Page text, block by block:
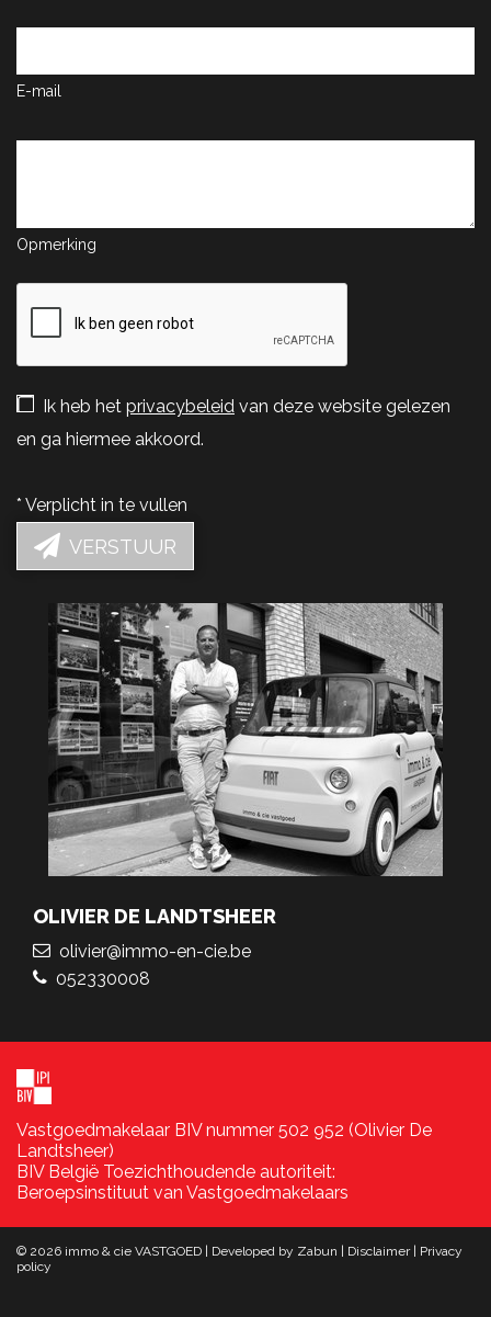
E-mail
Opmerking
Ik heb het privacybeleid van deze website gelezen
en ga hiermee akkoord.
* Verplicht in te vullen
VERSTUUR
OLIVIER DE LANDTSHEER
olivier@immo-en-cie.be
052330008
Vastgoedmakelaar BIV nummer 502 952 (Olivier De
Landtsheer)
BIV België Toezichthoudende autoriteit:
Beroepsinstituut van Vastgoedmakelaars
© 2026 immo & cie VASTGOED | Developed by Zabun Disclaimer| Privacy
policy